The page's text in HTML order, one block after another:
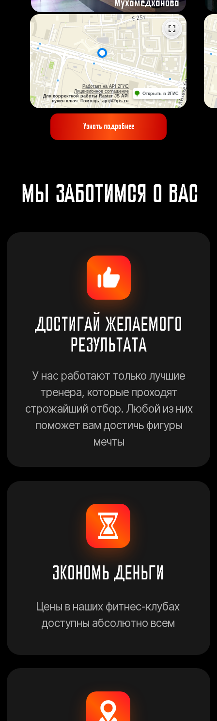
Узнать подробнее
Мухамедханова
ДОСТИГАЙ ЖЕЛАЕМОГО
РЕЗУЛЬТАТА
У нас работают только лучшие
тренера, которые проходят
строжайший отбор. Любой из них
поможет вам достичь фигуры
мечты
доступны абсолютно всем
12 ФИЛИАЛОВ
ПО ВСЕМУ ГОРОДУ
Тренируйся, возле дома,
работы, учебы